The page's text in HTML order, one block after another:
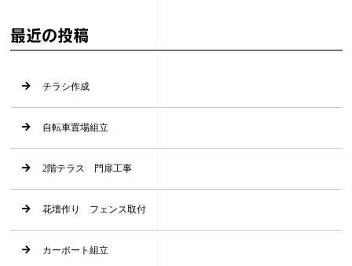
最近の投稿
チラシ作成
自転車置場組立
2階テラス 門扉工事
花壇作り フェンス取付
カーポート組立